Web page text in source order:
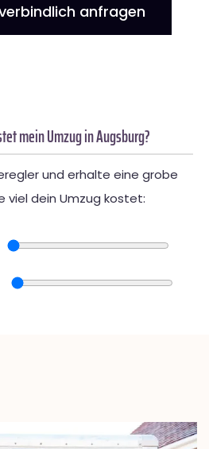
anfragen
mein Umzug in Augsburg?
und erhalte eine grobe
viel dein Umzug kostet: